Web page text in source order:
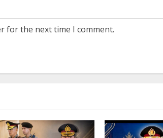
for the next time I comment.